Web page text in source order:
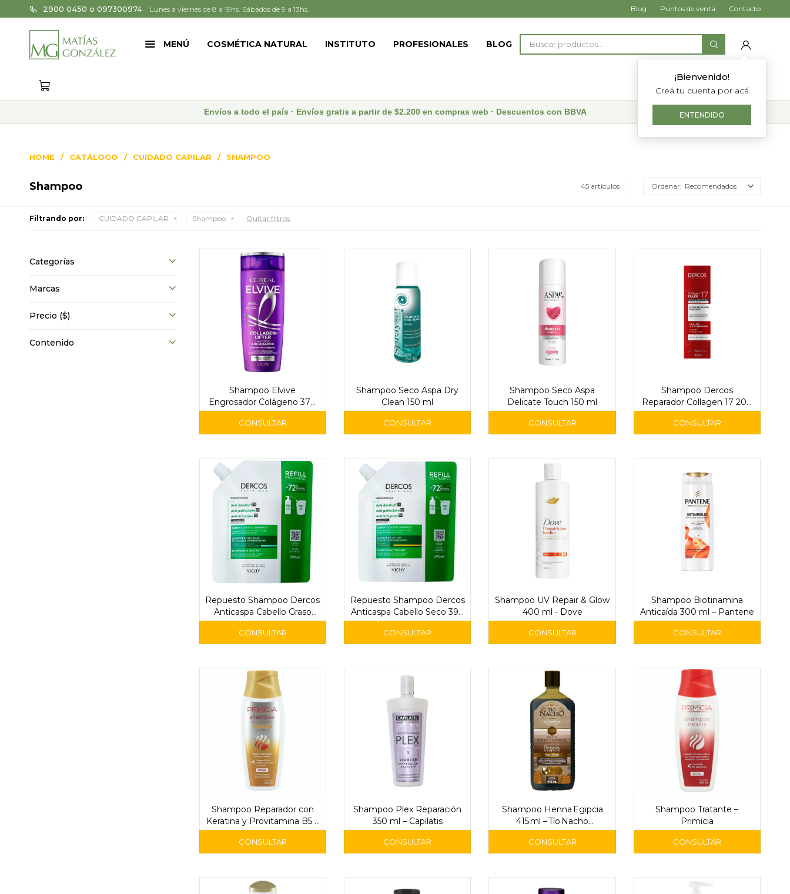
MENÚ COSMÉTICA NATURAL INSTITUTO PROFESIONALES BLOG
¡Bienvenido!
Creá tu cuenta por acá
ENTENDIDO
2900 0450 o 097300974 Lunes a viernes de 8 a 19hs. Sábados de 9 a 13hs. Blog Puntos de venta Contacto
Envíos a todo el país · Envíos gratis a partir de $2.200 en compras web · Descuentos con BBVA
HOME CATÁLOGO CUIDADO CAPILAR SHAMPOO
Shampoo 45 artículos Recomendados
Filtrando por: CUIDADO CAPILAR Shampoo Quitar filtros
Shampoo Elvive
Engrosador Colágeno 370
ml - L'Oréal
Shampoo Seco Aspa Dry
Clean 150 ml
Shampoo Seco Aspa
Delicate Touch 150 ml
Shampoo Dercos
Reparador Collagen 17 200
ml - Vichy
Repuesto Shampoo Dercos
Anticaspa Cabello Graso
390 ml – Vichy
Repuesto Shampoo Dercos
Anticaspa Cabello Seco 390
ml – Vichy
Shampoo UV Repair & Glow
400 ml - Dove
Shampoo Biotinamina
Anticaída 300 ml – Pantene
Shampoo Reparador con
Keratina y Provitamina B5 –
Primicia
Shampoo Plex Reparación
350 ml – Capilatis
Shampoo Henna Egipcia
415 ml – Tío Nacho
Anti‑Canas
Shampoo Tratante –
Primicia
Categorías
Marcas
Precio ($)
Contenido